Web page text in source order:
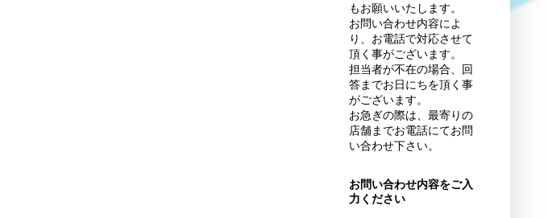
もお願いいたします。
お問い合わせ内容によ
り、お電話で対応させて
頂く事がございます。
担当者が不在の場合、回
答までお日にちを頂く事
がございます。
お急ぎの際は、最寄りの
店舗までお電話にてお問
い合わせ下さい。
お問い合わせ内容をご入
力ください